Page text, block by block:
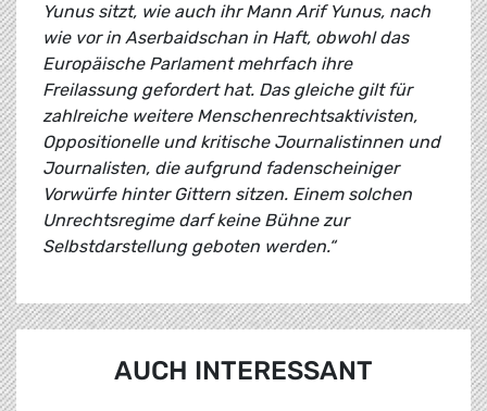
Yunus sitzt, wie auch ihr Mann Arif Yunus, nach
wie vor in Aserbaidschan in Haft, obwohl das
Europäische Parlament mehrfach ihre
Freilassung gefordert hat. Das gleiche gilt für
zahlreiche weitere Menschenrechtsaktivisten,
Oppositionelle und kritische Journalistinnen und
Journalisten, die aufgrund fadenscheiniger
Vorwürfe hinter Gittern sitzen. Einem solchen
Unrechtsregime darf keine Bühne zur
Selbstdarstellung geboten werden.“
AUCH INTERESSANT